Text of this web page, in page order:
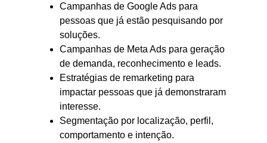
Campanhas de Google Ads para
pessoas que já estão pesquisando por
soluções.
Campanhas de Meta Ads para geração
de demanda, reconhecimento e leads.
Estratégias de remarketing para
impactar pessoas que já demonstraram
interesse.
Segmentação por localização, perfil,
comportamento e intenção.